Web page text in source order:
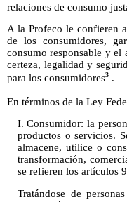
relaciones de consumo
A la Profeco le confieren
de los consumidores,
consumo responsable y el
certeza, legalidad y
para los consumidores3 .
En términos de la Ley
I. Consumidor: la
productos o servicios.
almacene, utilice o
transformación,
se refieren los artículos
Tratándose de